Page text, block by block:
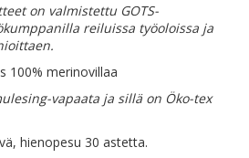
on valmistettu GOTS-
reiluissa työoloissa ja
100% merinovillaa
vapaata ja sillä on Öko-tex
hienopesu 30 astetta.